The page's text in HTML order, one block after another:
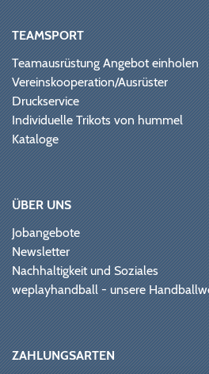
TEAMSPORT
Teamausrüstung Angebot einholen
Vereinskooperation/Ausrüster
Druckservice
Individuelle Trikots von hummel
Kataloge
ÜBER UNS
Jobangebote
Newsletter
Nachhaltigkeit und Soziales
weplayhandball - unsere
ZAHLUNGSARTEN